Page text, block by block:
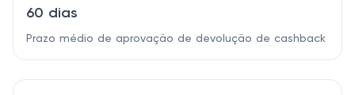
60 dias
Prazo médio de aprovação de devolução de cashback